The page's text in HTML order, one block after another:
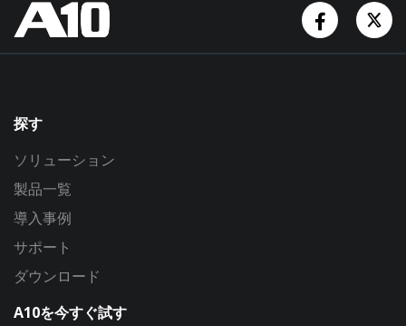
探す
ソリューション
製品一覧
導入事例
サポート
ダウンロード
A10を今すぐ試す